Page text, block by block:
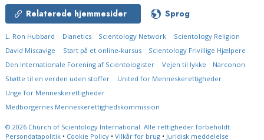
Relaterede hjemmesider Sprog
L. Ron Hubbard Dianetics Scientology Network
Scientology Religion
David Miscavige
Start på et online-kursus
Scientology Frivillige Hjælpere
Den Internationale Forening af Scientologister
Vejen til lykke
Narconon
Støtte til en verden uden stoffer
United for Menneskerettigheder
Unge for Menneskerettigheder
Medborgernes Menneskerettigheds­kommission
© 2026 Church of Scientology International. Alle rettigheder forbeholdt.
Persondatapolitik • Cookie Policy • Vilkår for brug • Juridisk meddelelse